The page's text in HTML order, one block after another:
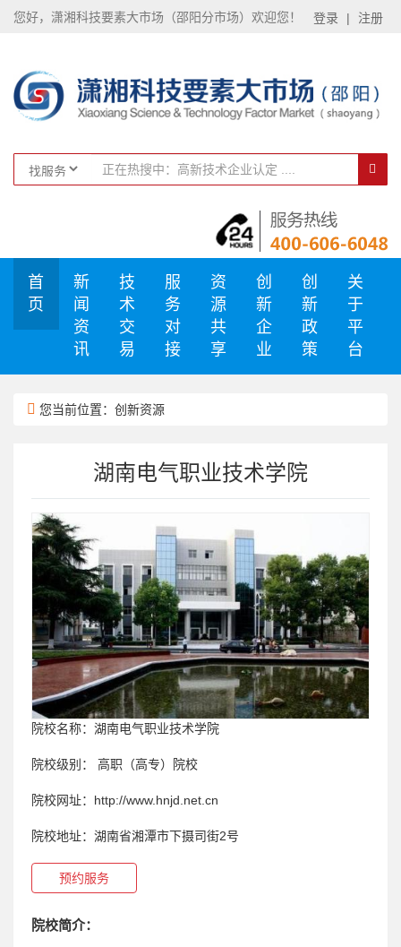
您好，潇湘科技要素大市场（邵阳分市场）欢迎您！ 登录 | 注册
首
页
新
闻
资
讯
技
术
交
易
服
务
对
接
资
源
共
享
创
新
企
业
创
新
政
策
关
于
平
台
您当前位置：创新资源
湖南电气职业技术学院
院校名称： 湖南电气职业技术学院
院校级别： 高职（高专）院校
院校网址： http://www.hnjd.net.cn
院校地址： 湖南省湘潭市下摄司街2号
预约服务
院校简介：